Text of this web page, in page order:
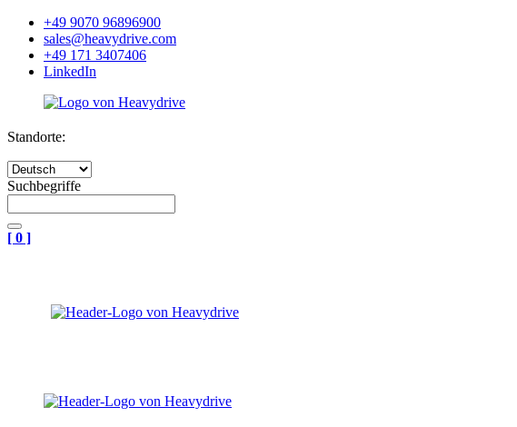
+49 9070 96896900
sales@heavydrive.com
+49 171 3407406
LinkedIn
Standorte:
Suchbegriffe
[ 0 ]